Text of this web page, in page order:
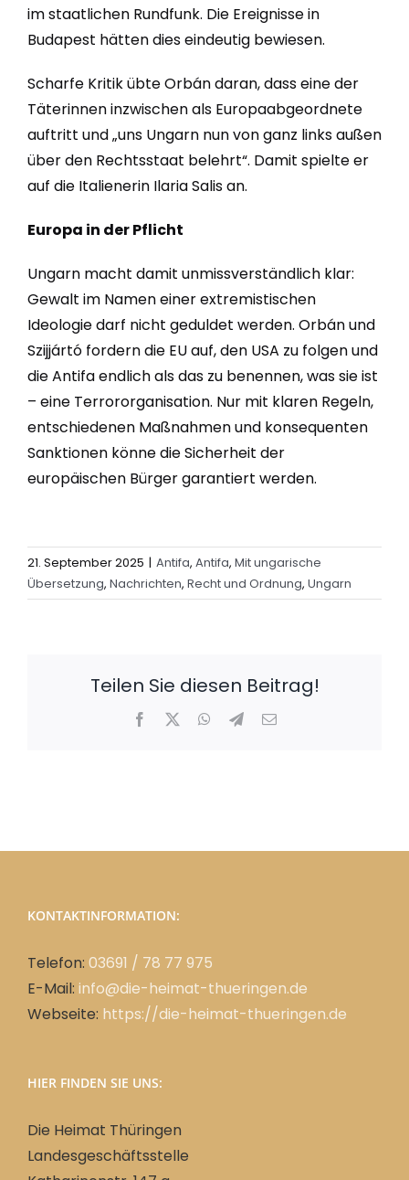
im staatlichen Rundfunk. Die Ereignisse in
Budapest hätten dies eindeutig bewiesen.
Scharfe Kritik übte Orbán daran, dass eine der
Täterinnen inzwischen als Europaabgeordnete
auftritt und „uns Ungarn nun von ganz links außen
über den Rechtsstaat belehrt“. Damit spielte er
auf die Italienerin Ilaria Salis an.
Europa in der Pflicht
Ungarn macht damit unmissverständlich klar:
Gewalt im Namen einer extremistischen
Ideologie darf nicht geduldet werden. Orbán und
Szijjártó fordern die EU auf, den USA zu folgen und
die Antifa endlich als das zu benennen, was sie ist
– eine Terrororganisation. Nur mit klaren Regeln,
entschiedenen Maßnahmen und konsequenten
Sanktionen könne die Sicherheit der
europäischen Bürger garantiert werden.
21. September 2025 | Antifa, Antifa, Mit ungarische
Übersetzung, Nachrichten, Recht und Ordnung, Ungarn
Teilen Sie diesen Beitrag!
Facebook WhatsApp
Telegram
E-
KONTAKTINFORMATION:
Telefon: 03691 / 78 77 975
E-Mail: info@die-heimat-thueringen.de
Webseite: https://die-heimat-thueringen.de
HIER FINDEN SIE UNS:
Die Heimat Thüringen
Landesgeschäftsstelle